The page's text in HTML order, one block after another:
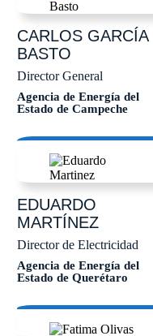
CARLOS GARCÍA
BASTO
Director General
Agencia de Energía del
Estado de Campeche
EDUARDO
MARTÍNEZ
Director de Electricidad
Agencia de Energía del
Estado de Querétaro